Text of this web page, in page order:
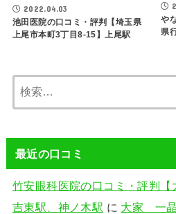
2022.04.03
池田医院の口コミ・評判【埼玉県
上尾市本町3丁目8-15】上尾駅
や
県
索:
最近の口コミ
竹安眼科医院の口コミ・評判
吉東駅、神ノ木駅 に 大家 一晶